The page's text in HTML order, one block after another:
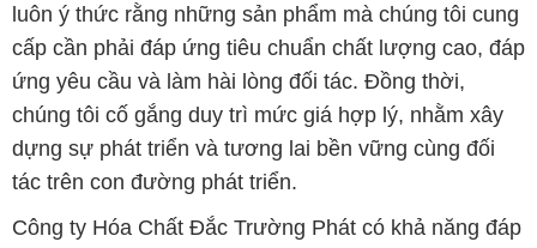
luôn ý thức rằng những sản phẩm mà chúng tôi cung
cấp cần phải đáp ứng tiêu chuẩn chất lượng cao, đáp
ứng yêu cầu và làm hài lòng đối tác. Đồng thời,
chúng tôi cố gắng duy trì mức giá hợp lý, nhằm xây
dựng sự phát triển và tương lai bền vững cùng đối
tác trên con đường phát triển.
Công ty Hóa Chất Đắc Trường Phát có khả năng đáp